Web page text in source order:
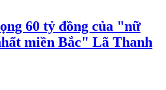
60 tỷ đồng của "nữ
miền Bắc" Lã Thanh